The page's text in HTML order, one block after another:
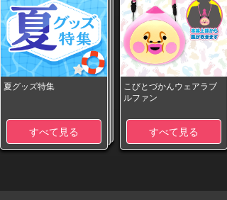
夏グッズ特集
すべて見る
こびとづかんウェアラブ
ルファン
すべて見る